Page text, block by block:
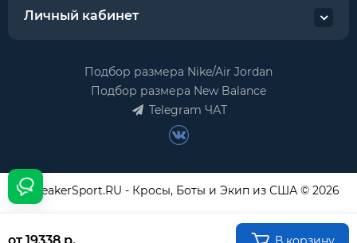
Личный кабинет
Подбор размера Nike/Air Jordan
Подбор размера New Balance
Telegram ЧАТ
USneakerSport.RU - Кросы, Боты и Экип из США © 2026